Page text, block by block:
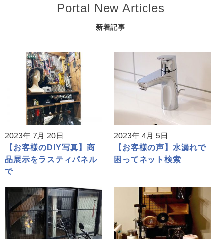
Portal New Articles
新着記事
2023年 7月 20日
【お客様のDIY写真】商
品展示をラスティパネル
で
2023年 4月 5日
【お客様の声】水漏れで
困ってネット検索